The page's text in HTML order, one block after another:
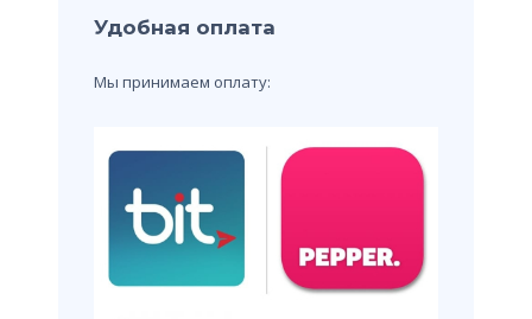
Удобная оплата
Мы принимаем оплату: